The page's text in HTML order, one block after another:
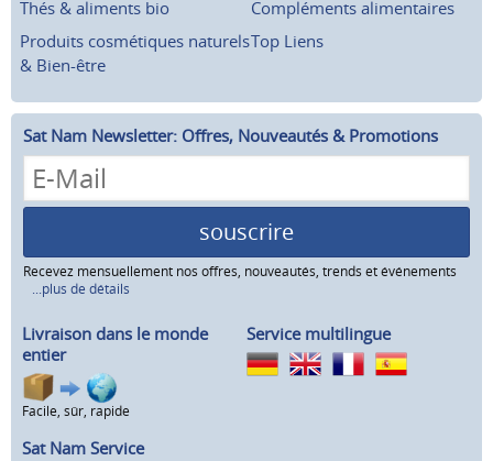
Thés & aliments bio
Compléments alimentaires
Produits cosmétiques naturels
& Bien-être
Top Liens
Sat Nam Newsletter: Offres, Nouveautés & Promotions
souscrire
Recevez mensuellement nos offres, nouveautés, trends et événements
...plus de détails
Livraison dans le monde
entier
Facile, sûr, rapide
Service multilingue
Sat Nam Service